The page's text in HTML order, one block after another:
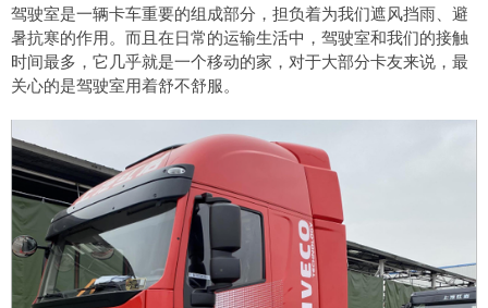
驾驶室是一辆卡车重要的组成部分，担负着为我们遮风挡雨、避
暑抗寒的作用。而且在日常的运输生活中，驾驶室和我们的接触
时间最多，它几乎就是一个移动的家，对于大部分卡友来说，最
关心的是驾驶室用着舒不舒服。